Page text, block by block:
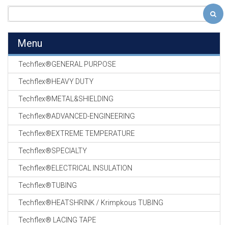
Menu
Techflex®GENERAL PURPOSE
Techflex®HEAVY DUTY
Techflex®METAL&SHIELDING
Techflex®ADVANCED-ENGINEERING
Techflex®EXTREME TEMPERATURE
Techflex®SPECIALTY
Techflex®ELECTRICAL INSULATION
Techflex®TUBING
Techflex®HEATSHRINK / Krimpkous TUBING
Techflex® LACING TAPE